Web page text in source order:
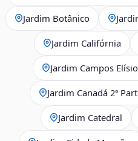
Jardim Botânico
Jardim Califórnia
Jardim Campos
Jardim Canadá 2ª
Jardim Catedral